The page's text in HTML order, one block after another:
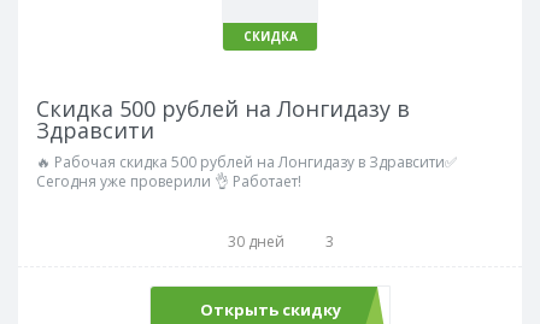
СКИДКА
Скидка 500 рублей на Лонгидазу в
Здравсити
🔥 Рабочая скидка 500 рублей на Лонгидазу в Здравсити✅
Сегодня уже проверили 👌 Работает!
30 дней 3
Открыть скидку